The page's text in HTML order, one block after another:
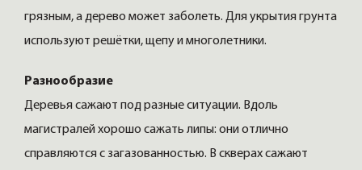
грязным, а дерево может заболеть. Для укрытия грунта
используют решётки, щепу и многолетники.
Разнообразие
Деревья сажают под разные ситуации. Вдоль
магистралей хорошо сажать липы: они отлично
справляются с загазованностью. В скверах сажают